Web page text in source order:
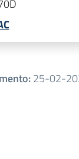
:25-02-